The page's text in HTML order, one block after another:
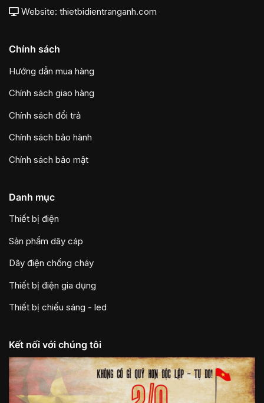
Website: thietbidientranganh.com
Chính sách
Hướng dẫn mua hàng
Chính sách giao hàng
Chính sách đổi trả
Chính sách bảo hành
Chính sách bảo mật
Danh mục
Thiết bị điện
Sản phẩm dây cáp
Dây điện chống cháy
Thiết bị điện gia dụng
Thiết bị chiếu sáng - led
Kết nối với chúng tôi